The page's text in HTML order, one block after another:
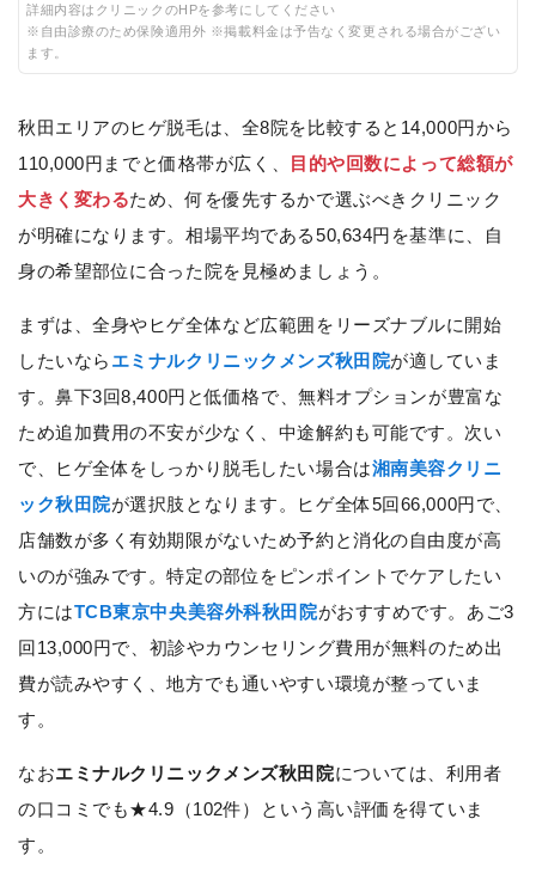
詳細内容はクリニックのHPを参考にしてください
※自由診療のため保険適用外 ※掲載料金は予告なく変更される場合がござい
ます。
秋田エリアのヒゲ脱毛は、全8院を比較すると14,000円から
110,000円までと価格帯が広く、
目的や回数によって総額が
大きく変わるため、何を優先するかで選ぶべきクリニック
が明確になります。相場平均である50,634円を基準に、自
身の希望部位に合った院を見極めましょう。
まずは、全身やヒゲ全体など広範囲をリーズナブルに開始
したいなら エミナルクリニックメンズ秋田院が適していま
す。鼻下3回8,400円と低価格で、無料オプションが豊富な
ため追加費用の不安が少なく、中途解約も可能です。次い
で、ヒゲ全体をしっかり脱毛したい場合は湘南美容クリニ
ック秋田院が選択肢となります。ヒゲ全体5回66,000円で、
店舗数が多く有効期限がないため予約と消化の自由度が高
いのが強みです。特定の部位をピンポイントでケアしたい
方にはTCB東京中央美容外科秋田院がおすすめです。あご3
回13,000円で、初診やカウンセリング費用が無料のため出
費が読みやすく、地方でも通いやすい環境が整っていま
す。
なおエミナルクリニックメンズ秋田院については、利用者
の口コミでも★4.9（102件）という高い評価を得ていま
す。